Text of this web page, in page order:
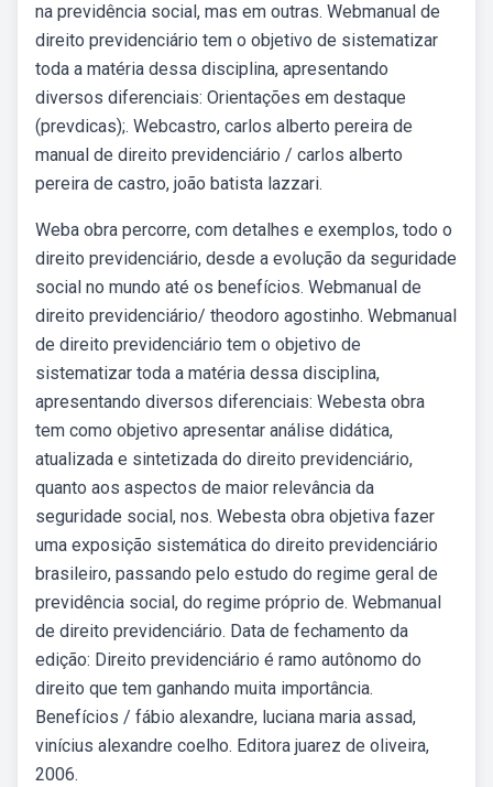
na previdência social, mas em outras. Webmanual de
direito previdenciário tem o objetivo de sistematizar
toda a matéria dessa disciplina, apresentando
diversos diferenciais: Orientações em destaque
(prevdicas);. Webcastro, carlos alberto pereira de
manual de direito previdenciário / carlos alberto
pereira de castro, joão batista lazzari.
Weba obra percorre, com detalhes e exemplos, todo o
direito previdenciário, desde a evolução da seguridade
social no mundo até os benefícios. Webmanual de
direito previdenciário/ theodoro agostinho. Webmanual
de direito previdenciário tem o objetivo de
sistematizar toda a matéria dessa disciplina,
apresentando diversos diferenciais: Webesta obra
tem como objetivo apresentar análise didática,
atualizada e sintetizada do direito previdenciário,
quanto aos aspectos de maior relevância da
seguridade social, nos. Webesta obra objetiva fazer
uma exposição sistemática do direito previdenciário
brasileiro, passando pelo estudo do regime geral de
previdência social, do regime próprio de. Webmanual
de direito previdenciário. Data de fechamento da
edição: Direito previdenciário é ramo autônomo do
direito que tem ganhando muita importância.
Benefícios / fábio alexandre, luciana maria assad,
vinícius alexandre coelho. Editora juarez de oliveira,
2006.